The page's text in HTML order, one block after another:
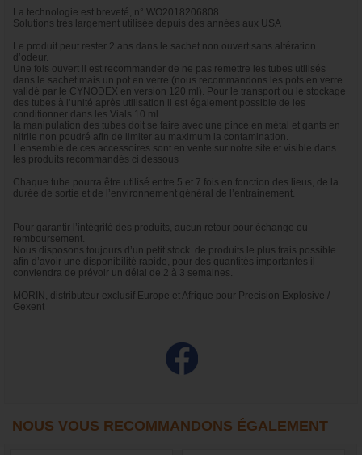
La technologie est breveté, n° WO2018206808.
Solutions très largement utilisée depuis des années aux USA
Le produit peut rester 2 ans dans le sachet non ouvert sans altération
d’odeur.
Une fois ouvert il est recommander de ne pas remettre les tubes utilisés
dans le sachet mais un pot en verre (nous recommandons les pots en verre
validé par le CYNODEX en version 120 ml). Pour le transport ou le stockage
des tubes à l’unité après utilisation il est également possible de les
conditionner dans les Vials 10 ml.
la manipulation des tubes doit se faire avec une pince en métal et gants en
nitrile non poudré afin de limiter au maximum la contamination.
L’ensemble de ces accessoires sont en vente sur notre site et visible dans
les produits recommandés ci dessous
Chaque tube pourra être utilisé entre 5 et 7 fois en fonction des lieus, de la
durée de sortie et de l’environnement général de l’entrainement.
Pour garantir l’intégrité des produits, aucun retour pour échange ou
remboursement.
Nous disposons toujours d’un petit stock de produits le plus frais possible
afin d’avoir une disponibilité rapide, pour des quantités importantes il
conviendra de prévoir un délai de 2 à 3 semaines.
MORIN, distributeur exclusif Europe et Afrique pour Precision Explosive /
Gexent
NOUS VOUS RECOMMANDONS ÉGALEMENT